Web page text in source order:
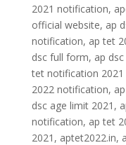
2021 notification,
official website, ap
notification, ap tet
dsc full form, ap
tet notification
2022 notification,
dsc age limit 2021,
notification, ap tet
2021, aptet2022.in,